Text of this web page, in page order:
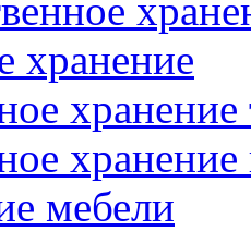
хранение
хранение
хранение
мебели